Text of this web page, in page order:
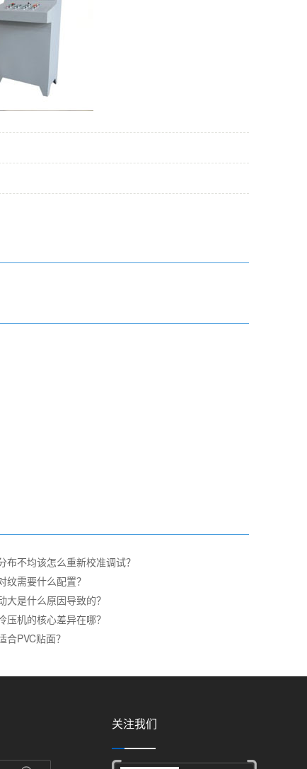
布不均该怎么重新校准调试？
纹需要什么配置？
大是什么原因导致的？
压机的核心差异在哪？
合PVC贴面？
关注我们